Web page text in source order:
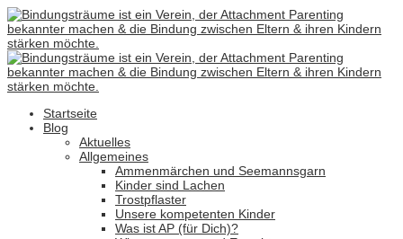
Startseite
Blog
Aktuelles
Allgemeines
Ammenmärchen und Seemannsgarn
Kinder sind Lachen
Trostpflaster
Unsere kompetenten Kinder
Was ist AP (für Dich)?